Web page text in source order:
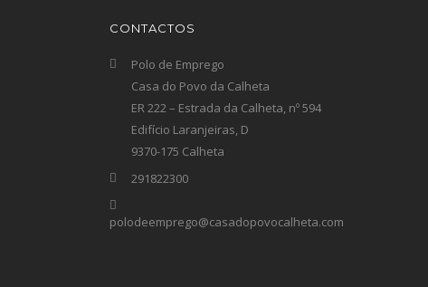
CONTACTOS
Polo de Emprego
Casa do Povo da Calheta
ER 222 – Estrada da Calheta, nº 594
Edifício Laranjeiras, D
9370-175 Calheta
291822300
polodeemprego@casadopovocalheta.com